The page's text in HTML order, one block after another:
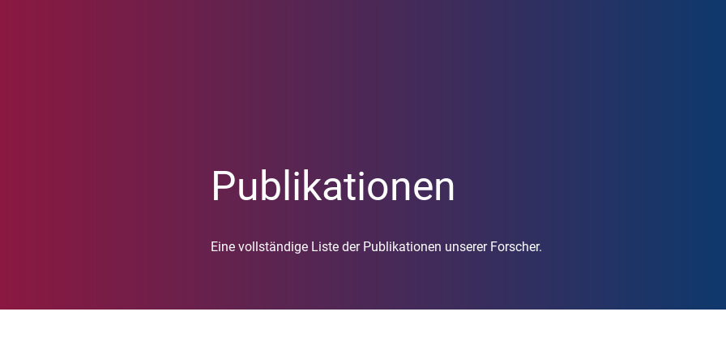
Publikationen
Eine vollständige Liste der Publikationen unserer Forscher.